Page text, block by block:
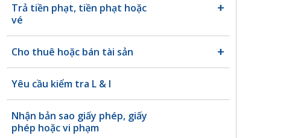
Trả tiền phạt, tiền phạt hoặc
vé
Cho thuê hoặc bán tài sản
Yêu cầu kiểm tra L & I
Nhận bản sao giấy phép, giấy
phép hoặc vi phạm